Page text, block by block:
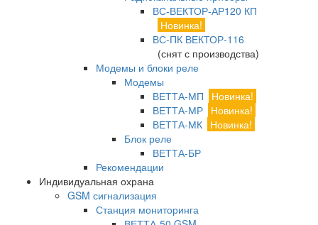
ВС-ВЕКТОР-АР120 КП
Новинка!
ВС-ПК ВЕКТОР-116
(снят с производства)
Модемы и блоки реле
Модемы
ВЕТТА-МП
Новинка!
ВЕТТА-МР Новинка!
ВЕТТА-МК Новинка!
Блок реле
ВЕТТА-БР
Рекомендации
Индивидуальная охрана
GSM сигнализация
Станция мониторинга